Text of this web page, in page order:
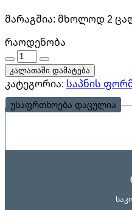
მარაგშია: მხოლოდ 2
რაოდენობა
კალათაში დამატება
კატეგორია: საპნის
უსაფრთხოება დაცულია